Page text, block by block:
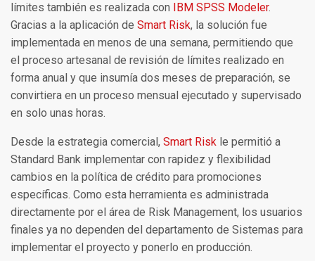
límites también es realizada con IBM SPSS Modeler.
Gracias a la aplicación de Smart Risk, la solución fue
implementada en menos de una semana, permitiendo que
el proceso artesanal de revisión de límites realizado en
forma anual y que insumía dos meses de preparación, se
convirtiera en un proceso mensual ejecutado y supervisado
en solo unas horas.
Desde la estrategia comercial, Smart Risk le permitió a
Standard Bank implementar con rapidez y flexibilidad
cambios en la política de crédito para promociones
específicas. Como esta herramienta es administrada
directamente por el área de Risk Management, los usuarios
finales ya no dependen del departamento de Sistemas para
implementar el proyecto y ponerlo en producción.